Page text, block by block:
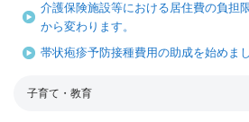
介護保険施設等における居住費の負担
から変わります。
帯状疱疹予防接種費用の助成を始めま
子育て・教育